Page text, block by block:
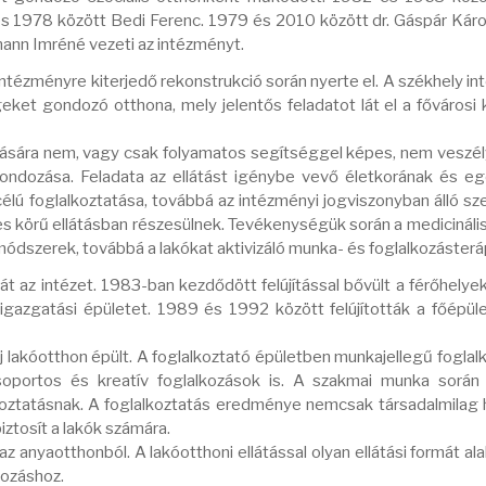
között Bedi Ferenc. 1979 és 2010 között dr. Gáspár
Imréné vezeti az intézményt.
kiterjedő rekonstrukció során nyerte el. A székhely
gondozó otthona, mely jelentős feladatot lát el a fővárosi
nem, vagy csak folyamatos segítséggel képes, nem
Feladata az ellátást igénybe vevő életkorának és
foglalkoztatása, továbbá az intézményi jogviszonyban álló
körű ellátásban részesülnek. Tevékenységük során a
továbbá a lakókat aktivizáló munka- és
az intézet. 1983-ban kezdődött felújítással bővült a
épületet. 1989 és 1992 között felújították a
épült. A foglalkoztató épületben munkajellegű
és kreatív foglalkozások is. A szakmai munka során
A foglalkoztatás eredménye nemcsak társadalmilag
a lakók számára.
A lakóotthoni ellátással olyan ellátási formát